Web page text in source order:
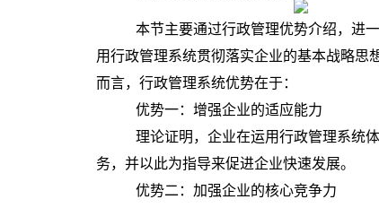
本节主要通过行政管理优势介绍，进
用行政管理系统贯彻落实企业的基本战略思
而言，行政管理系统优势在于：
优势一：增强企业的适应能力
理论证明，企业在运用行政管理系统体
务，并以此为指导来促进企业快速发展。
优势二：加强企业的核心竞争力